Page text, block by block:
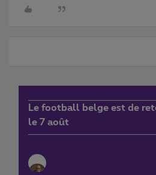
Le football belge est de
le 7 août